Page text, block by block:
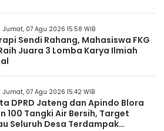
Jumat, 07 Agu 2026 15:58 WIB
Sendi Rahang, Mahasiswa FKG
Juara 3 Lomba Karya Ilmiah
Jumat, 07 Agu 2026 15:42 WIB
DPRD Jateng dan Apindo Blora
100 Tangki Air Bersih, Target
Seluruh Desa Terdampak